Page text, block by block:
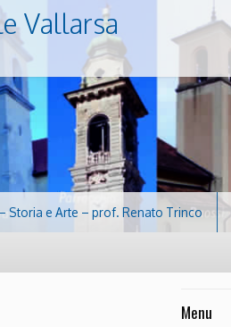
Vallarsa
Storia e Arte – prof. Renato Trinco
Menu